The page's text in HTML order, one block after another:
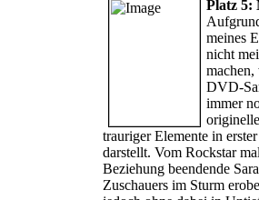
Platz 5:
meines
nicht
DVD-
immer
trauriger Elemente in
darstellt. Vom Rockstar
Beziehung beendende
Zuschauers im Sturm